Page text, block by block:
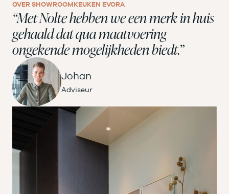
OVER SHOWROOMKEUKEN EVORA
“Met Nolte hebben we een merk in huis
gehaald dat qua maatvoering
ongekende mogelijkheden biedt.”
Johan
Adviseur